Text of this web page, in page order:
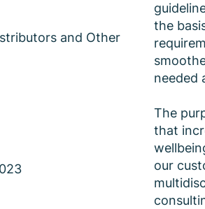
and Other
the
needed
The
that
our